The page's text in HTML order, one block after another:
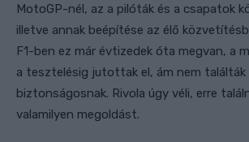
MotoGP-nél, az a pilóták és a csapatok
illetve annak beépítése az élő
F1-ben ez már évtizedek óta megvan, a
a tesztelésig jutottak el, ám nem találták
biztonságosnak. Rivola úgy véli, erre
valamilyen megoldást.